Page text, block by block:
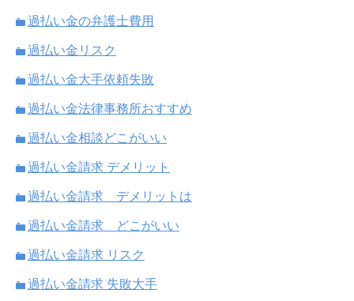
過払い金の弁護士費用
過払い金リスク
過払い金大手依頼失敗
過払い金法律事務所おすすめ
過払い金相談どこがいい
過払い金請求 デメリット
過払い金請求 デメリットは
過払い金請求 どこがいい
過払い金請求 リスク
過払い金請求 失敗大手